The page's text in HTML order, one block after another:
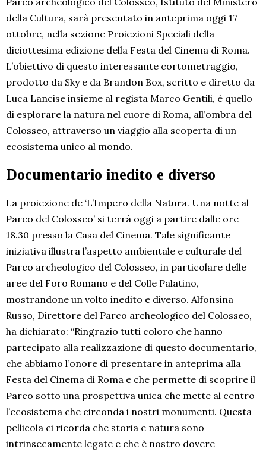
della Cultura, sarà presentato in anteprima oggi 17
ottobre, nella sezione Proiezioni Speciali della
diciottesima edizione della Festa del Cinema di Roma.
L’obiettivo di questo interessante cortometraggio,
prodotto da Sky e da Brandon Box, scritto e diretto da
Luca Lancise insieme al regista Marco Gentili, è quello
di esplorare la natura nel cuore di Roma, all’ombra del
Colosseo, attraverso un viaggio alla scoperta di un
ecosistema unico al mondo.
Documentario inedito e diverso
La proiezione de ‘L’Impero della Natura. Una notte al
Parco del Colosseo’ si terrà oggi a partire dalle ore
18.30 presso la Casa del Cinema. Tale significante
iniziativa illustra l’aspetto ambientale e culturale del
Parco archeologico del Colosseo, in particolare delle
aree del Foro Romano e del Colle Palatino,
mostrandone un volto inedito e diverso. Alfonsina
Russo, Direttore del Parco archeologico del Colosseo,
ha dichiarato: “Ringrazio tutti coloro che hanno
partecipato alla realizzazione di questo documentario,
che abbiamo l’onore di presentare in anteprima alla
Festa del Cinema di Roma e che permette di scoprire il
Parco sotto una prospettiva unica che mette al centro
l’ecosistema che circonda i nostri monumenti. Questa
pellicola ci ricorda che storia e natura sono
intrinsecamente legate e che è nostro dovere